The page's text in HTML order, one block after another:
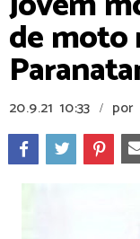
de moto
20.9.21 10:33 / por